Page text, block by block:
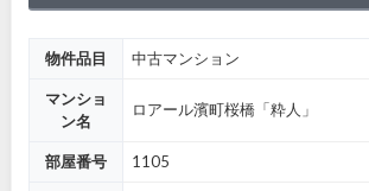
物件品目 中古マンション
マンショ
ン名
ロアール濱町桜橋「粋人」
部屋番号 1105